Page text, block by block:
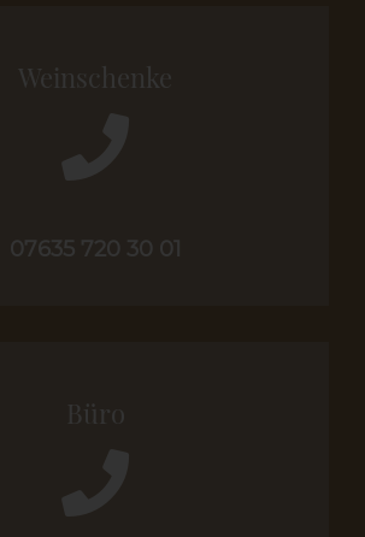
Weinschenke
07635 720 30 01
Büro